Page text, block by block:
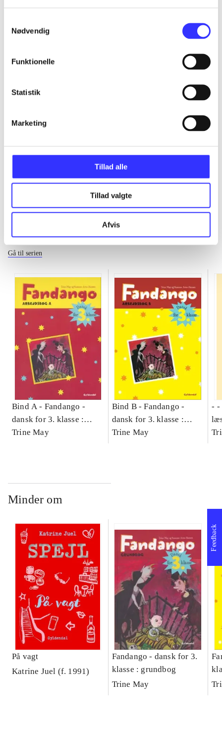
Nødvendig
Funktionelle
Statistik
Marketing
Tillad alle
Tillad valgte
Afvis
...
...
...
...
Fandango - dansk for 3. klasse
Gå til serien
Bind A - Fandango -
dansk for 3. klasse :
grundbog -- Arbejdsbog.
Trine May
Bind B -Fandango -
dansk for 3. klasse :
grundbog -- Arbejdsbog.
Trine May
- -
-
Minder om
På vagt
Katrine Juel (f. 1991)
Fandango - dansk for 3.
klasse : grundbog
Trine May
Feedback